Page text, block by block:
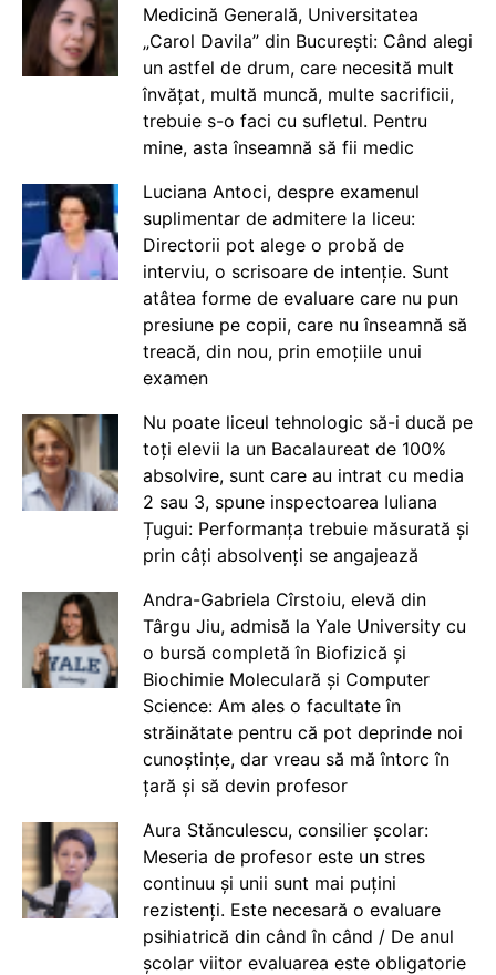
Medicină Generală, Universitatea
„Carol Davila” din București: Când alegi
un astfel de drum, care necesită mult
învățat, multă muncă, multe sacrificii,
trebuie s-o faci cu sufletul. Pentru
mine, asta înseamnă să fii medic
Luciana Antoci, despre examenul
suplimentar de admitere la liceu:
Directorii pot alege o probă de
interviu, o scrisoare de intenție. Sunt
atâtea forme de evaluare care nu pun
presiune pe copii, care nu înseamnă să
treacă, din nou, prin emoțiile unui
examen
Nu poate liceul tehnologic să-i ducă pe
toți elevii la un Bacalaureat de 100%
absolvire, sunt care au intrat cu media
2 sau 3, spune inspectoarea Iuliana
Țugui: Performanța trebuie măsurată și
prin câți absolvenți se angajează
Andra-Gabriela Cîrstoiu, elevă din
Târgu Jiu, admisă la Yale University cu
o bursă completă în Biofizică și
Biochimie Moleculară și Computer
Science: Am ales o facultate în
străinătate pentru că pot deprinde noi
cunoștințe, dar vreau să mă întorc în
țară și să devin profesor
Aura Stănculescu, consilier școlar:
Meseria de profesor este un stres
continuu și unii sunt mai puțini
rezistenți. Este necesară o evaluare
psihiatrică din când în când / De anul
școlar viitor evaluarea este obligatorie